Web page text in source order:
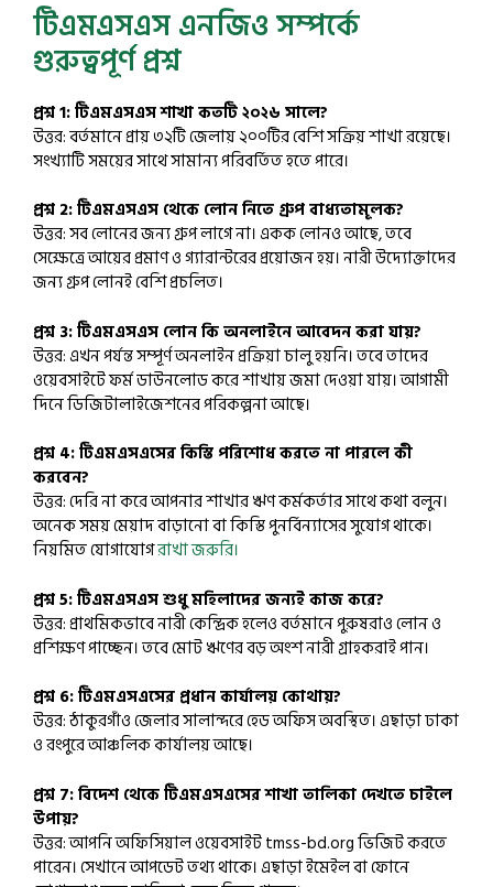
টিএমএসএস এনজিও সম্পর্কে
গুরুত্বপূর্ণ প্রশ্ন
প্রশ্ন 1: টিএমএসএস শাখা কতটি ২০২৬ সালে?
উত্তর: বর্তমানে প্রায় ৩২টি জেলায় ২০০টির বেশি সক্রিয় শাখা রয়েছে।
সংখ্যাটি সময়ের সাথে সামান্য পরিবর্তিত হতে পারে।
প্রশ্ন 2: টিএমএসএস থেকে লোন নিতে গ্রুপ বাধ্যতামূলক?
উত্তর: সব লোনের জন্য গ্রুপ লাগে না। একক লোনও আছে, তবে
সেক্ষেত্রে আয়ের প্রমাণ ও গ্যারান্টরের প্রয়োজন হয়। নারী উদ্যোক্তাদের
জন্য গ্রুপ লোনই বেশি প্রচলিত।
প্রশ্ন 3: টিএমএসএস লোন কি অনলাইনে আবেদন করা যায়?
উত্তর: এখন পর্যন্ত সম্পূর্ণ অনলাইন প্রক্রিয়া চালু হয়নি। তবে তাদের
ওয়েবসাইটে ফর্ম ডাউনলোড করে শাখায় জমা দেওয়া যায়। আগামী
দিনে ডিজিটালাইজেশনের পরিকল্পনা আছে।
প্রশ্ন 4: টিএমএসএসের কিস্তি পরিশোধ করতে না পারলে কী
করবেন?
উত্তর: দেরি না করে আপনার শাখার ঋণ কর্মকর্তার সাথে কথা বলুন।
অনেক সময় মেয়াদ বাড়ানো বা কিস্তি পুনর্বিন্যাসের সুযোগ থাকে।
নিয়মিত যোগাযোগরাখা জরুরি।
প্রশ্ন 5: টিএমএসএস শুধু মহিলাদের জন্যই কাজ করে?
উত্তর: প্রাথমিকভাবে নারী কেন্দ্রিক হলেও বর্তমানে পুরুষরাও লোন ও
প্রশিক্ষণ পাচ্ছেন। তবে মোট ঋণের বড় অংশ নারী গ্রাহকরাই পান।
প্রশ্ন 6: টিএমএসএসের প্রধান কার্যালয় কোথায়?
উত্তর: ঠাকুরগাঁও জেলার সালান্দরে হেড অফিস অবস্থিত। এছাড়া ঢাকা
ও রংপুরে আঞ্চলিক কার্যালয় আছে।
প্রশ্ন 7: বিদেশ থেকে টিএমএসএসের শাখা তালিকা দেখতে চাইলে
উপায়?
উত্তর: আপনি অফিসিয়াল ওয়েবসাইট tmss-bd.org ভিজিট করতে
পারেন। সেখানে আপডেট তথ্য থাকে। এছাড়া ইমেইল বা ফোনে